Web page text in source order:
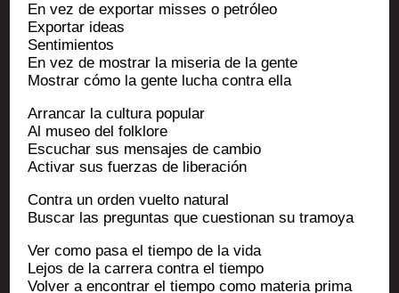
En vez de expor­tar misses o petróleo
Expor­tar ideas
Sentimientos
En vez de mos­trar la mise­ria de la gente
Mos­trar cómo la gente lucha contra ella
Arran­car la cultu­ra popular
Al museo del folklore
Escu­char sus men­sajes de cambio
Acti­var sus fuer­zas de liberación
Contra un orden vuel­to natural
Bus­car las pre­gun­tas que cues­tio­nan su tramoya
Ver como pasa el tiem­po de la vida
Lejos de la car­re­ra contra el tiempo
Vol­ver a encon­trar el tiem­po como mate­ria pri­ma